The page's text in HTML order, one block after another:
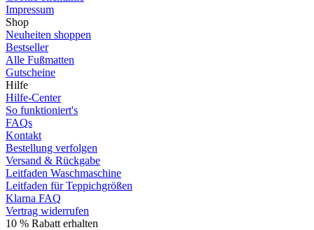
Impressum
Shop
Neuheiten shoppen
Bestseller
Alle Fußmatten
Gutscheine
Hilfe
Hilfe-Center
So funktioniert's
FAQs
Kontakt
Bestellung verfolgen
Versand & Rückgabe
Leitfaden Waschmaschine
Leitfaden für Teppichgrößen
Klarna FAQ
Vertrag widerrufen
10 % Rabatt erhalten